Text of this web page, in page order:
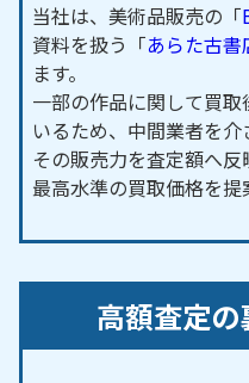
当社は、美術品販売の「
資料を扱う「あらた古書
ます。
一部の作品に関して買
いるため、中間業者を介
その販売力を査定額へ
最高水準の買取価格を提
高額査定